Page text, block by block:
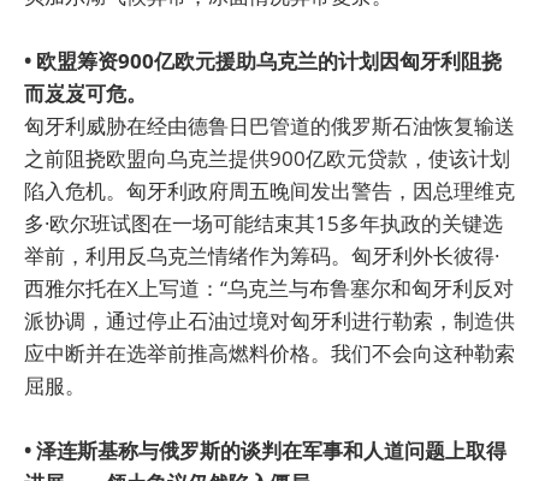
• 欧盟筹资900亿欧元援助乌克兰的计划因匈牙利阻挠
而岌岌可危。
匈牙利威胁在经由德鲁日巴管道的俄罗斯石油恢复输送
之前阻挠欧盟向乌克兰提供900亿欧元贷款，使该计划
陷入危机。匈牙利政府周五晚间发出警告，因总理维克
多·欧尔班试图在一场可能结束其15多年执政的关键选
举前，利用反乌克兰情绪作为筹码。匈牙利外长彼得·
西雅尔托在X上写道：“乌克兰与布鲁塞尔和匈牙利反对
派协调，通过停止石油过境对匈牙利进行勒索，制造供
应中断并在选举前推高燃料价格。我们不会向这种勒索
屈服。
• 泽连斯基称与俄罗斯的谈判在军事和人道问题上取得